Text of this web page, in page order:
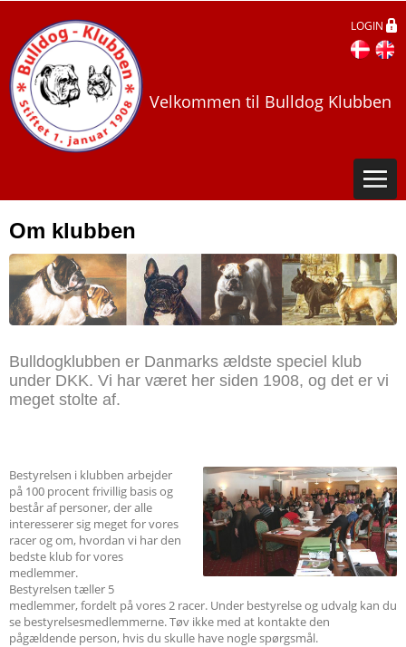
LOGIN
Velkommen til Bulldog Klubben
Om klubben
Bulldogklubben er Danmarks ældste speciel klub
under DKK. Vi har været her siden 1908, og det er vi
meget stolte af.
Bestyrelsen i klubben arbejder
på 100 procent frivillig basis og
består af personer, der alle
interesserer sig meget for vores
racer og om, hvordan vi har den
bedste klub for vores
medlemmer.
Bestyrelsen tæller 5
medlemmer, fordelt på vores 2 racer. Under bestyrelse og udvalg kan du
se bestyrelsesmedlemmerne. Tøv ikke med at kontakte den
pågældende person, hvis du skulle have nogle spørgsmål.